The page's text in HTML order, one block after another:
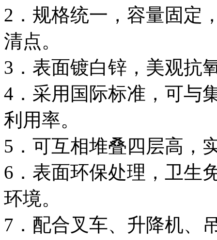
2．规格统一，容量固定
清点。
3．表面镀白锌，美观抗
4．采用国际标准，可与
利用率。
5．可互相堆叠四层高，
6．表面环保处理，卫生
环境。
7．配合叉车、升降机、